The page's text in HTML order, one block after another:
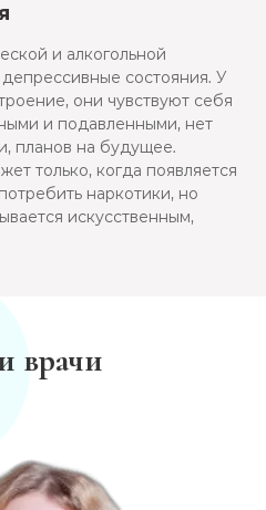
и алкогольной
состояния. У
они чувствуют себя
и подавленными, нет
планов на будущее.
только, когда появляется
наркотики, но
искусственным,
врачи